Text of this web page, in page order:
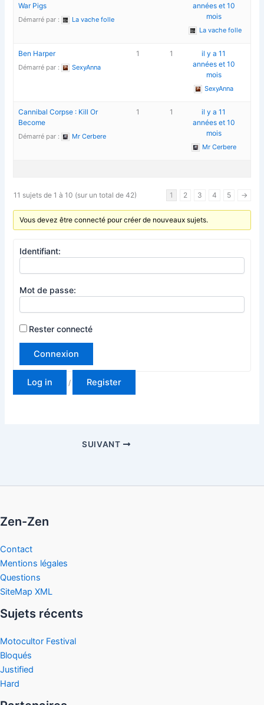
War Pigs
Démarré par : La vache folle
années et 10
mois
La vache folle
Ben Harper
Démarré par : SexyAnna
1 1
il y a 11
années et 10
mois
SexyAnna
Cannibal Corpse : Kill Or
Become
Démarré par : Mr Cerbere
1 1
il y a 11
années et 10
mois
Mr Cerbere
11 sujets de 1 à 10 (sur un total de 42) 1 2 3 4 5 →
Vous devez être connecté pour créer de nouveaux sujets.
Identifiant:
Mot de passe:
Rester connecté
Connexion
Log in / Register
SUIVANT
Zen-Zen
Contact
Mentions légales
Questions
SiteMap XML
Sujets récents
Motocultor Festival
Bloqués
Justified
Hard